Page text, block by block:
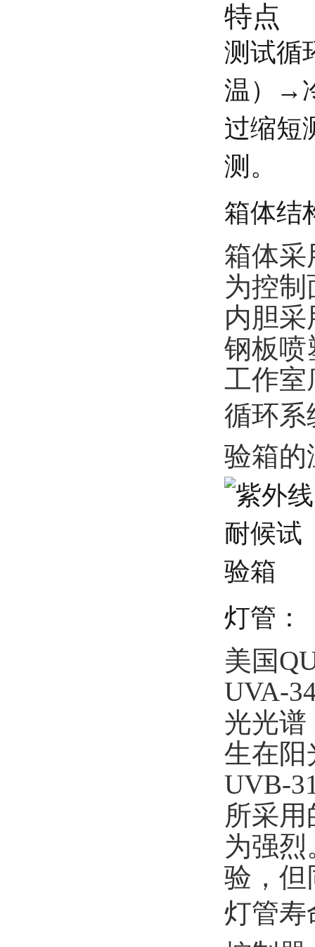
特点
测试循
温）→
过缩短
测。
箱体结
箱体采
为控
内胆采
钢板喷
工作室
循环系
验箱的
灯管：
美国
UVA-
光光谱
生在阳
UVB-
所采
为强
验，但
灯管寿